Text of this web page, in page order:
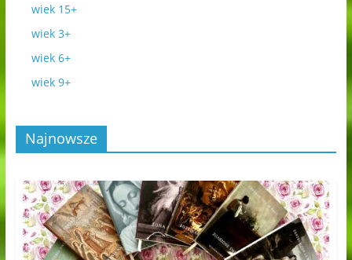
wiek 15+
wiek 3+
wiek 6+
wiek 9+
Najnowsze